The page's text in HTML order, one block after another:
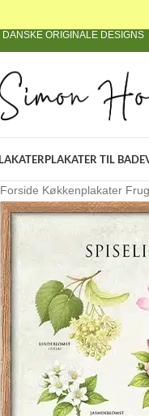
ORIGINALE DESIGNS
PLAKATER TIL
Forside Køkkenplakater